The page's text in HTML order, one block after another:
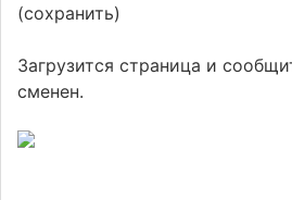
(сохранить)
Загрузится страница и
сменен.